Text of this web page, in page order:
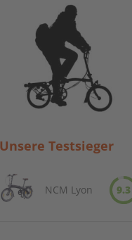
Unsere Testsieger
NCM Lyon 9.3